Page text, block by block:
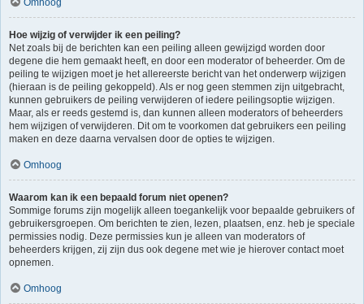
Omhoog
Hoe wijzig of verwijder ik een peiling?
Net zoals bij de berichten kan een peiling alleen gewijzigd worden door
degene die hem gemaakt heeft, en door een moderator of beheerder. Om de
peiling te wijzigen moet je het allereerste bericht van het onderwerp wijzigen
(hieraan is de peiling gekoppeld). Als er nog geen stemmen zijn uitgebracht,
kunnen gebruikers de peiling verwijderen of iedere peilingsoptie wijzigen.
Maar, als er reeds gestemd is, dan kunnen alleen moderators of beheerders
hem wijzigen of verwijderen. Dit om te voorkomen dat gebruikers een peiling
maken en deze daarna vervalsen door de opties te wijzigen.
Omhoog
Waarom kan ik een bepaald forum niet openen?
Sommige forums zijn mogelijk alleen toegankelijk voor bepaalde gebruikers of
gebruikersgroepen. Om berichten te zien, lezen, plaatsen, enz. heb je speciale
permissies nodig. Deze permissies kun je alleen van moderators of
beheerders krijgen, zij zijn dus ook degene met wie je hierover contact moet
opnemen.
Omhoog